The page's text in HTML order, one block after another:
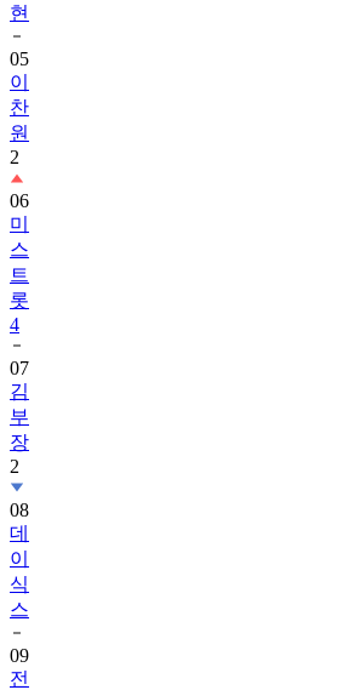
현
05
이
찬
원
2
06
미
스
트
롯
4
07
김
부
장
2
08
데
이
식
스
09
전